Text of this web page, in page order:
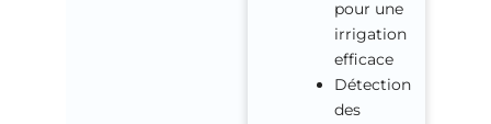
pour une
irrigation
efficace
Détection
des